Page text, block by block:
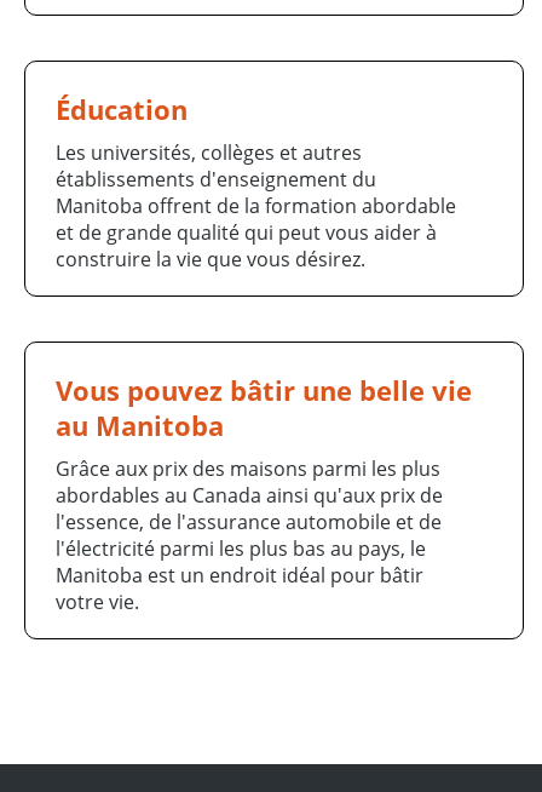
Éducation
Les universités, collèges et autres
établissements d'enseignement du
Manitoba offrent de la formation abordable
et de grande qualité qui peut vous aider à
construire la vie que vous désirez.
Vous pouvez bâtir une belle vie
au Manitoba
Grâce aux prix des maisons parmi les plus
abordables au Canada ainsi qu'aux prix de
l'essence, de l'assurance automobile et de
l'électricité parmi les plus bas au pays, le
Manitoba est un endroit idéal pour bâtir
votre vie.